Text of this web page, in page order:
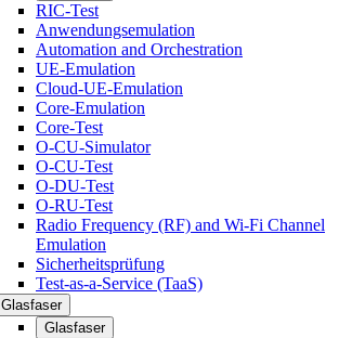
RIC-Test
Anwendungsemulation
Automation and Orchestration
UE-Emulation
Cloud-UE-Emulation
Core-Emulation
Core-Test
O-CU-Simulator
O-CU-Test
O-DU-Test
O-RU-Test
Radio Frequency (RF) and Wi-Fi Channel
Emulation
Sicherheitsprüfung
Test-as-a-Service (TaaS)
Glasfaser
Glasfaser